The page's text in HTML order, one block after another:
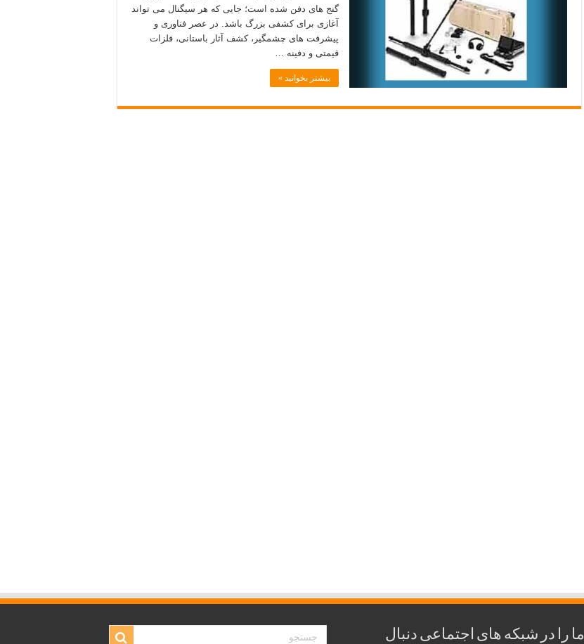
گنج‌ های دفن‌ شده است؛ جایی که هر سیگنال می‌ تواند
آغازی برای کشفی بزرگ باشد. در عصر فناوری و
پیشرفت‌ های چشمگیر، کشف آثار باستانی، فلزات
قیمتی و دفینه‌ …
بیشتر بخوانید »
ما را در شبکه های اجتماعی دنبال